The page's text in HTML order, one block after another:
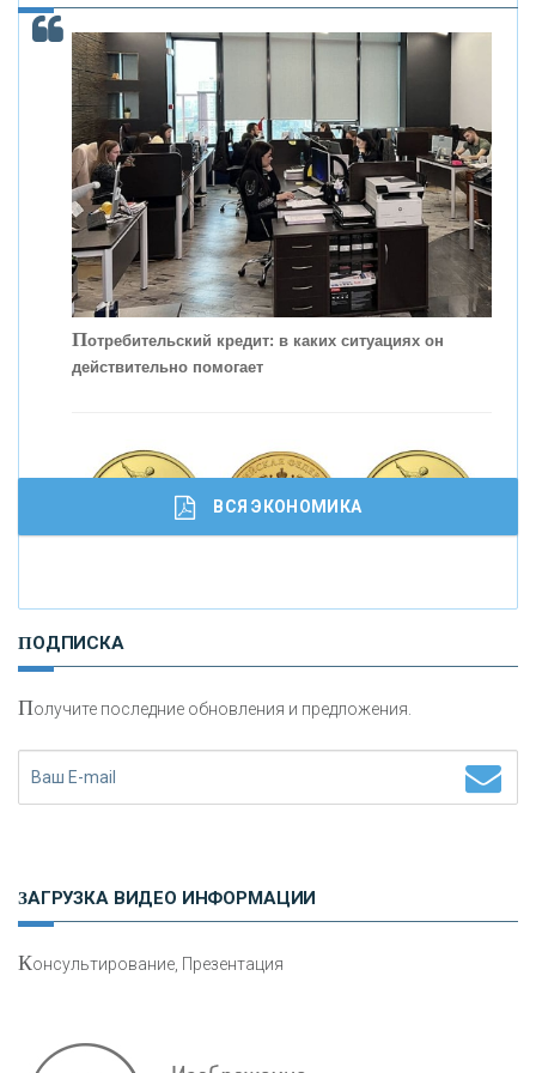
Скорость - один из главных трендов в
кредитовании бизнеса - «Интервью»
Потребительский кредит: в каких ситуациях он
действительно помогает
И
сохранения и увеличения капитала
ВСЯ ЭКОНОМИКА
ПОДПИСКА
Получите последние обновления и предложения.
ЗАГРУЗКА ВИДЕО ИНФОРМАЦИИ
Консультирование, Презентация